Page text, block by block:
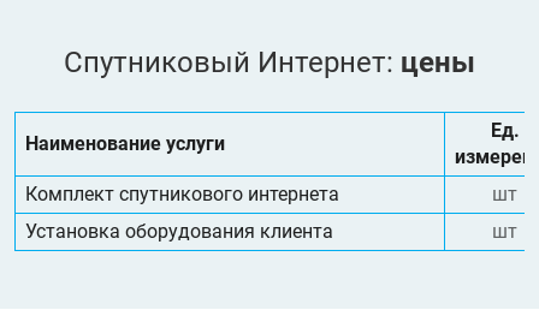
Спутниковый Интернет: цены
Наименование услуги
Ед.
Комплект спутникового интернета
шт
Установка оборудования клиента
шт